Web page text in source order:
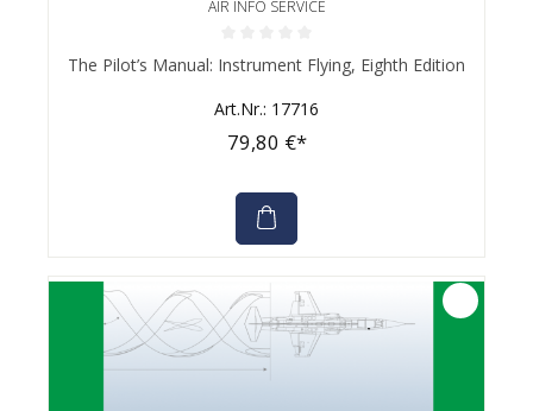
AIR INFO SERVICE
Durchschnittliche Bewertung von 0 von 5 Sternen
The Pilot’s Manual: Instrument Flying, Eighth Edition
Art.Nr.: 17716
79,80 €*